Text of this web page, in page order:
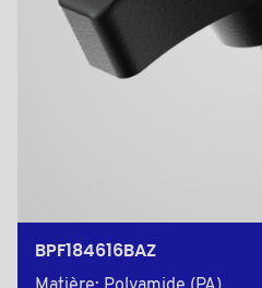
BPF184616BAZ